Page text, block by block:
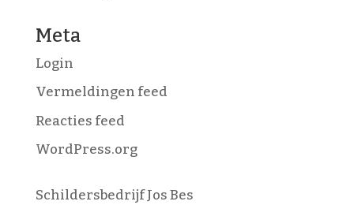
Meta
Login
Vermeldingen feed
Reacties feed
WordPress.org
Schildersbedrijf Jos Bes